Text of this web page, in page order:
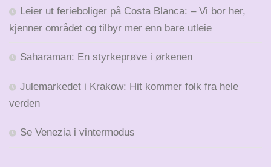
Leier ut ferieboliger på Costa Blanca: – Vi bor her,
kjenner området og tilbyr mer enn bare utleie
Saharaman: En styrkeprøve i ørkenen
Julemarkedet i Krakow: Hit kommer folk fra hele
verden
Se Venezia i vintermodus